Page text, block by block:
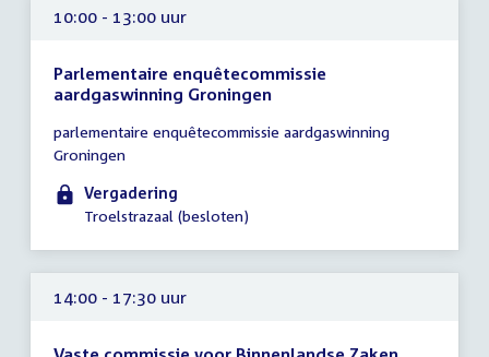
10:00 - 13:00 uur
Parlementaire enquêtecommissie
aardgaswinning Groningen
vergadering
10:00
13:00
parlementaire enquêtecommissie aardgaswinning
Groningen
Vergadering
Troelstrazaal (besloten)
14:00 - 17:30 uur